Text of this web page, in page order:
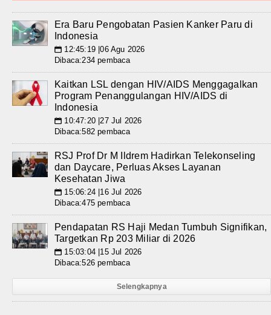
Era Baru Pengobatan Pasien Kanker Paru di
Indonesia
📅 12:45:19 |06 Agu 2026
Dibaca:234 pembaca
Kaitkan LSL dengan HIV/AIDS Menggagalkan
Program Penanggulangan HIV/AIDS di
Indonesia
📅 10:47:20 |27 Jul 2026
Dibaca:582 pembaca
RSJ Prof Dr M Ildrem Hadirkan Telekonseling
dan Daycare, Perluas Akses Layanan
Kesehatan Jiwa
📅 15:06:24 |16 Jul 2026
Dibaca:475 pembaca
Pendapatan RS Haji Medan Tumbuh Signifikan,
Targetkan Rp 203 Miliar di 2026
📅 15:03:04 |15 Jul 2026
Dibaca:526 pembaca
Selengkapnya